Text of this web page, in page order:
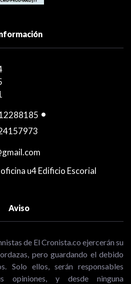
-
u4 Edificio Escorial
Aviso
de El Cronista.co ejercerán su
pero guardando el debido
Solo ellos, serán responsables
opiniones, y desde ninguna